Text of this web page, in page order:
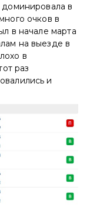
в
очков в
в начале марта
на выезде в
в
раз
и